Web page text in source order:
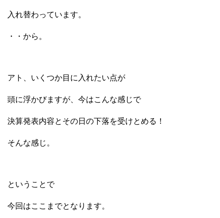
入れ替わっています。
・・から。
アト、いくつか目に入れたい点が
頭に浮かびますが、今はこんな感じで
決算発表内容とその日の下落を受けとめる！
そんな感じ。
ということで
今回はここまでとなります。